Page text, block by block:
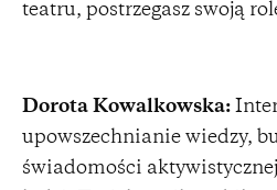
teatru, postrzegasz swoją
Dorota Kowalkowska:
upowszechnianie wiedzy,
świadomości